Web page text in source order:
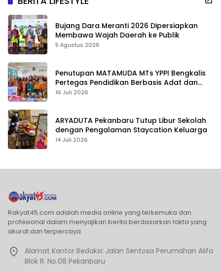
Bujang Dara Meranti 2026 Dipersiapkan
Membawa Wajah Daerah ke Publik
5 Agustus 2026
Penutupan MATAMUDA MTs YPPI Bengkalis
Pertegas Pendidikan Berbasis Adat dan
Karakter
16 Juli 2026
ARYADUTA Pekanbaru Tutup Libur Sekolah
dengan Pengalaman Staycation Keluarga
14 Juli 2026
Rakyat45.com adalah media online yang terkemuka dan
profesional dalam menyajikan berita berdasarkan fakta yang
akurat dan terpercaya.
Alamat Kantor Redaksi: Jalan Sentosa Perumahan Alifa
Blok R. No.08 Pekanbaru